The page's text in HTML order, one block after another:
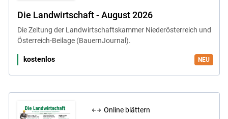
Die Landwirtschaft - August 2026
Die Zeitung der Landwirtschaftskammer Niederösterreich und
Österreich-Beilage (BauernJournal).
kostenlos
Online blättern